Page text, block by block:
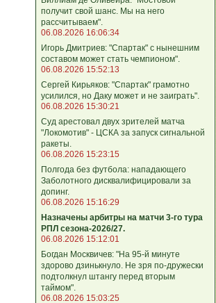
получит свой шанс. Мы на него
рассчитываем".
06.08.2026 16:06:34
Игорь Дмитриев: "Спартак" с нынешним
составом может стать чемпионом".
06.08.2026 15:52:13
Сергей Кирьяков: "Спартак" грамотно
усилился, но Даку может и не заиграть".
06.08.2026 15:30:21
Суд арестовал двух зрителей матча
"Локомотив" - ЦСКА за запуск сигнальной
ракеты.
06.08.2026 15:23:15
Полгода без футбола: нападающего
Заболотного дисквалифицировали за
допинг.
06.08.2026 15:16:29
Назначены арбитры на матчи 3-го тура
РПЛ сезона-2026/27.
06.08.2026 15:12:01
Богдан Москвичев: "На 95‑й минуте
здорово дзинькнуло. Не зря по‑дружески
подтолкнул штангу перед вторым
таймом".
06.08.2026 15:03:25